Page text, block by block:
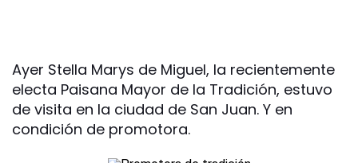
Ayer Stella Marys de Miguel, la recientemente
electa Paisana Mayor de la Tradición, estuvo
de visita en la ciudad de San Juan. Y en
condición de promotora.